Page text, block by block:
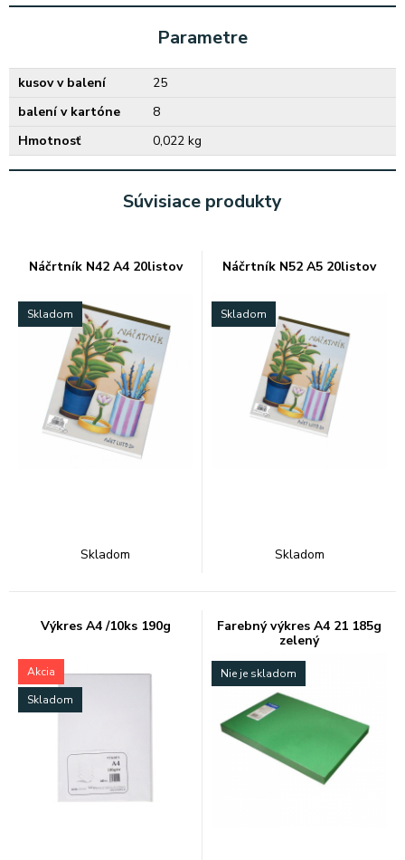
Parametre
kusov v balení
25
balení v kartóne
8
Hmotnosť
0,022 kg
Súvisiace produkty
Náčrtník N42 A4 20listov
Skladom
Skladom
Náčrtník N52 A5 20listov
Skladom
Skladom
Výkres A4 /10ks 190g
Akcia
Skladom
Farebný výkres A4 21 185g
zelený
Nie je skladom